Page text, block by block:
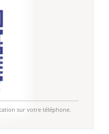
sur votre téléphone.